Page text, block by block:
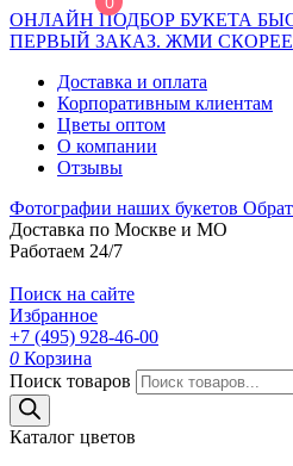
ОНЛАЙН ПОДБОР БУКЕТА
ПЕРВЫЙ ЗАКАЗ. ЖМИ СКОРЕЕ
Доставка и оплата
Корпоративным клиентам
Цветы оптом
О компании
Отзывы
Фотографии наших букетов
Доставка по Москве и МО
Работаем 24/7
Поиск на сайте
Избранное
+7 (495) 928-46-00
0 Корзина
Поиск товаров
Каталог цветов